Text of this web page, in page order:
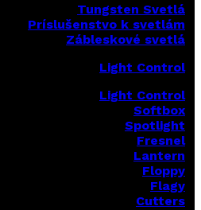
Tungsten Svetlá
Príslušenstvo k svetlám
Zábleskové svetlá
Light Control
Light Control
Softbox
Spotlight
Fresnel
Lantern
Floppy
Flagy
Cutters